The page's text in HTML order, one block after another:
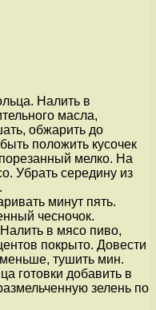
Налить в
масла,
обжарить до
положить кусочек
мелко. На
Убрать середину из
минут пять.
чесночок.
в мясо пиво,
покрыто. Довести
тушить мин.
готовки добавить в
зелень по